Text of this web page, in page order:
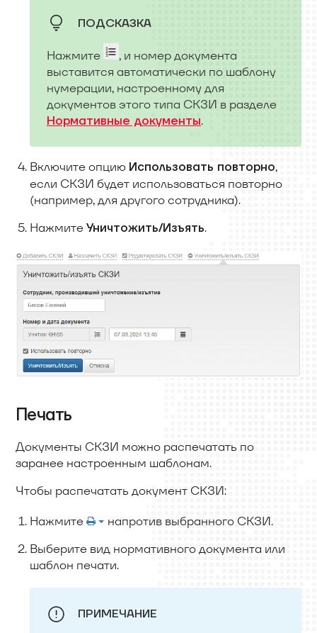
ПОДСКАЗКА
Нажмите
, и номер документа
выставится автоматически по шаблону
нумерации, настроенному для
документов этого типа СКЗИ в разделе
Нормативные документы.
Включите опцию Использовать повторно,
если СКЗИ будет использоваться повторно
(например, для другого сотрудника).
НажмитеУничтожить/Изъять.
Печать
Документы СКЗИ можно распечатать по
заранее настроенным шаблонам.
Чтобы распечатать документ СКЗИ:
Нажмите
напротив выбранного СКЗИ.
Выберите вид нормативного документа или
шаблон печати.
ПРИМЕЧАНИЕ